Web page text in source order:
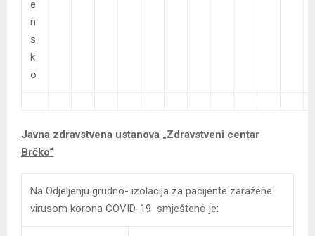
e
n
s
k
o
Javna zdravstvena ustanova „Zdravstveni centar
Brčko“
Na Odjeljenju grudno- izolacija za pacijente zaražene
virusom korona COVID-19 smješteno je: